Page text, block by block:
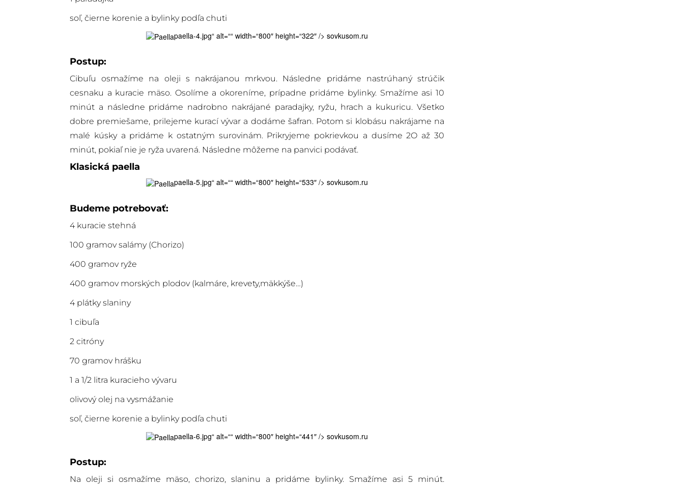
soľ, čierne korenie a bylinky podľa chuti
paella-4.jpg“ alt=““ width=“800″ height=“322″ /> sovkusom.ru
Postup:
Cibuľu osmažíme na oleji s nakrájanou mrkvou. Následne pridáme nastrúhaný strúčik
cesnaku a kuracie mäso. Osolíme a okoreníme, prípadne pridáme bylinky. Smažíme asi 10
minút a následne pridáme nadrobno nakrájané paradajky, ryžu, hrach a kukuricu. Všetko
dobre premiešame, prilejeme kurací vývar a dodáme šafran. Potom si klobásu nakrájame na
malé kúsky a pridáme k ostatným surovinám. Prikryjeme pokrievkou a dusíme 2O až 30
minút, pokiaľ nie je ryža uvarená. Následne môžeme na panvici podávať.
Klasická paella
paella-5.jpg“ alt=““ width=“800″ height=“533″ /> sovkusom.ru
Budeme potrebovať:
4 kuracie stehná
100 gramov salámy (Chorizo)
400 gramov ryže
400 gramov morských plodov (kalmáre, krevety,mäkkýše…)
4 plátky slaniny
1 cibuľa
2 citróny
70 gramov hrášku
1 a 1/2 litra kuracieho vývaru
olivový olej na vysmážanie
soľ, čierne korenie a bylinky podľa chuti
paella-6.jpg“ alt=““ width=“800″ height=“441″ /> sovkusom.ru
Postup:
Na oleji si osmažíme mäso, chorizo, slaninu a pridáme bylinky. Smažíme asi 5 minút.